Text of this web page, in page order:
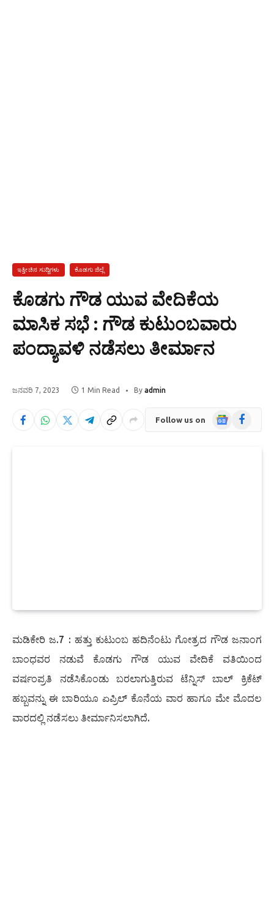
ಇತ್ತೀಚಿನ ಸುದ್ದಿಗಳು ಕೊಡಗು ಜಿಲ್ಲೆ
ಕೊಡಗು ಗೌಡ ಯುವ ವೇದಿಕೆಯ
ಮಾಸಿಕ ಸಭೆ : ಗೌಡ ಕುಟುಂಬವಾರು
ಪಂದ್ಯಾವಳಿ ನಡೆಸಲು ತೀರ್ಮಾನ
ಜನವರಿ 7, 2023 1 Min Read By admin
Follow us on
GoogleFacebook
ಮಡಿಕೇರಿ ಜ.7 : ಹತ್ತು ಕುಟುಂಬ ಹದಿನೆಂಟು ಗೋತ್ರದ ಗೌಡ ಜನಾಂಗ
ಬಾಂಧವರ ನಡುವೆ ಕೊಡಗು ಗೌಡ ಯುವ ವೇದಿಕೆ ವತಿಯಿಂದ
ವರ್ಷಂಪ್ರತಿ ನಡೆಸಿಕೊಂಡು ಬರಲಾಗುತ್ತಿರುವ ಟೆನ್ನಿಸ್ ಬಾಲ್ ಕ್ರಿಕೆಟ್
ಹಬ್ಬವನ್ನು ಈ ಬಾರಿಯೂ ಏಪ್ರಿಲ್ ಕೊನೆಯ ವಾರ ಹಾಗೂ ಮೇ ಮೊದಲ
ವಾರದಲ್ಲಿ ನಡೆಸಲು ತೀರ್ಮಾನಿಸಲಾಗಿದೆ.